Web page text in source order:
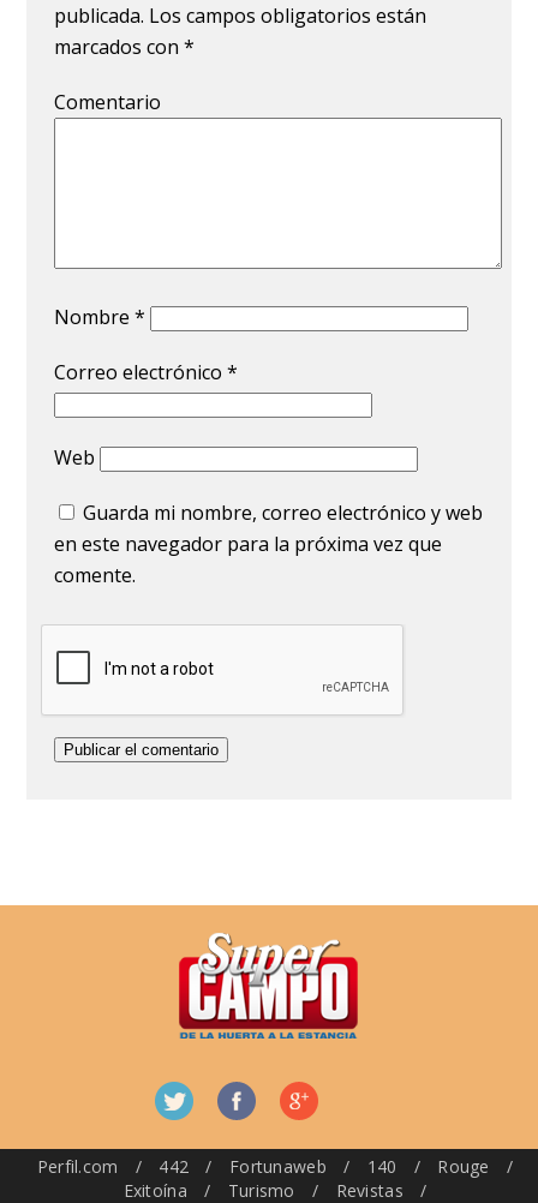
publicada. Los campos obligatorios están
marcados con*
Comentario
Nombre*
Correo electrónico*
Web
Guarda mi nombre, correo electrónico y web
en este navegador para la próxima vez que
comente.
Perfil.com / 442 / Fortunaweb / 140 / Rouge
/
Exitoína
/ Turismo / Revistas
/